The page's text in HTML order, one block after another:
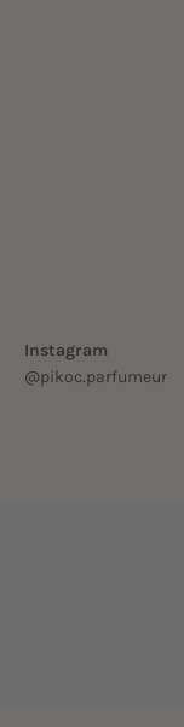
Instagram